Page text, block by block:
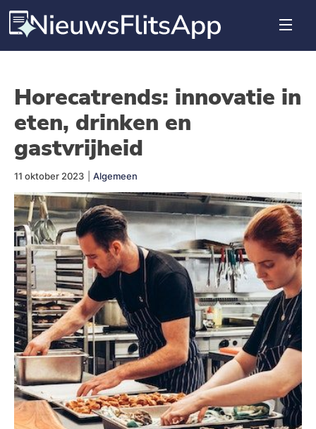
Horecatrends: innovatie in
eten, drinken en
gastvrijheid
11 oktober 2023 Algemeen